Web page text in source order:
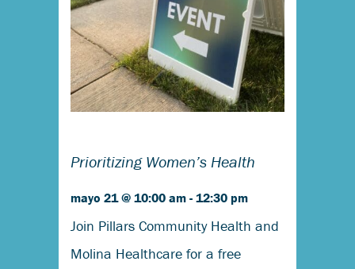
Prioritizing Women’s Health
mayo 21 @ 10:00 am - 12:30 pm
Join Pillars Community Health and
Molina Healthcare for a free